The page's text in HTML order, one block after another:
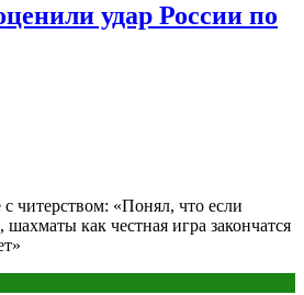
удар России по
читерством: «Понял, что если
шахматы как честная игра закончатся